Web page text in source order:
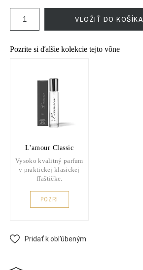
VLOŽIŤ DO KOŠÍKA
Pozrite si ďalšie kolekcie tejto vône
L'amour Classic
Vysoko kvalitný parfum
v praktickej klasickej
fľaštičke.
POZRI
Pridať k obľúbeným